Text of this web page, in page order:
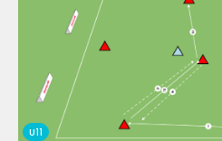
U11